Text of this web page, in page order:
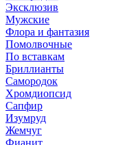
Эксклюзив
Мужские
Флора и фантазия
Помолвочные
По вставкам
Бриллианты
Самородок
Хромдиопсид
Сапфир
Изумруд
Жемчуг
Фианит